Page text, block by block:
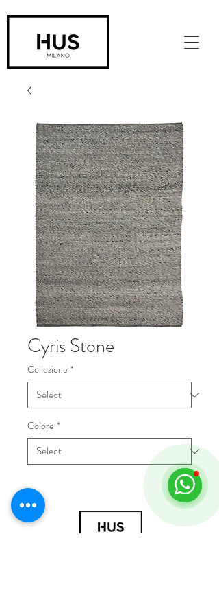
Cyris Stone
Collezione *
Colore *